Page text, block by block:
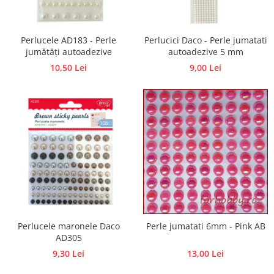
Hartie craft
Carton/Hartie efecte speciale
Carton/Hartie Scrapbooking
Carton/Hartie unicolor
Hartie dantelata
Hartie matase
Hartie origami
Hartie reciclata/manuala
Plicuri
Carton
Rame, albume, notesuri
Forme/Figurine carton
Panglici, snururi, sarma
Perlucele AD183 - Perle
jumătăți autoadezive
10,50 Lei
Perlucici Daco - Perle jumatati
autoadezive 5 mm
9,00 Lei
Perlucele maronele Daco
AD305
9,30 Lei
Perle jumatati 6mm - Pink AB
13,00 Lei